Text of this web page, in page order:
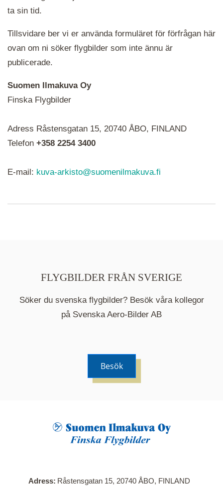
ikoner är det en serie i varje. Utplacerade bilder
syns som nålar istället.
När du klickar på en serie så öppnas en ny flik.
Här visas en karta över bilder med kända
ta sin tid.
Tillsvidare ber vi er använda formuläret för förfrågan här
ovan om ni söker flygbilder som inte ännu är
publicerade.
Suomen Ilmakuva Oy
Finska Flygbilder
Adress Råstensgatan 15, 20740 ÅBO, FINLAND
Telefon +358 2254 3400
E-mail: kuva-arkisto@suomenilmakuva.fi
FLYGBILDER FRÅN SVERIGE
Söker du svenska flygbilder? Besök våra kollegor
på Svenska Aero-Bilder AB
Besök
Adress Råstensgatan 15, 20740 ÅBO, FINLAND